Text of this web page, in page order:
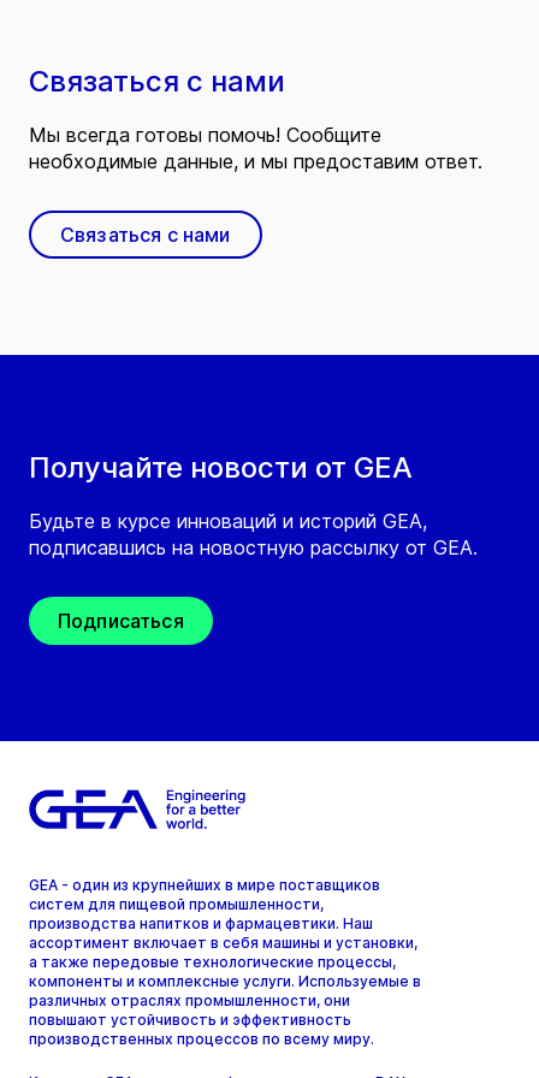
Получайте новости от GEA
Будьте в курсе инноваций и историй GEA,
подписавшись на новостную рассылку от GEA.
Подписаться
Связаться с нами
Мы всегда готовы помочь! Сообщите
необходимые данные, и мы предоставим ответ.
Связаться с нами
GEA - один из крупнейших в мире поставщиков
систем для пищевой промышленности,
производства напитков и фармацевтики. Наш
ассортимент включает в себя машины и установки,
а также передовые технологические процессы,
компоненты и комплексные услуги. Используемые в
различных отраслях промышленности, они
повышают устойчивость и эффективность
производственных процессов по всему миру.